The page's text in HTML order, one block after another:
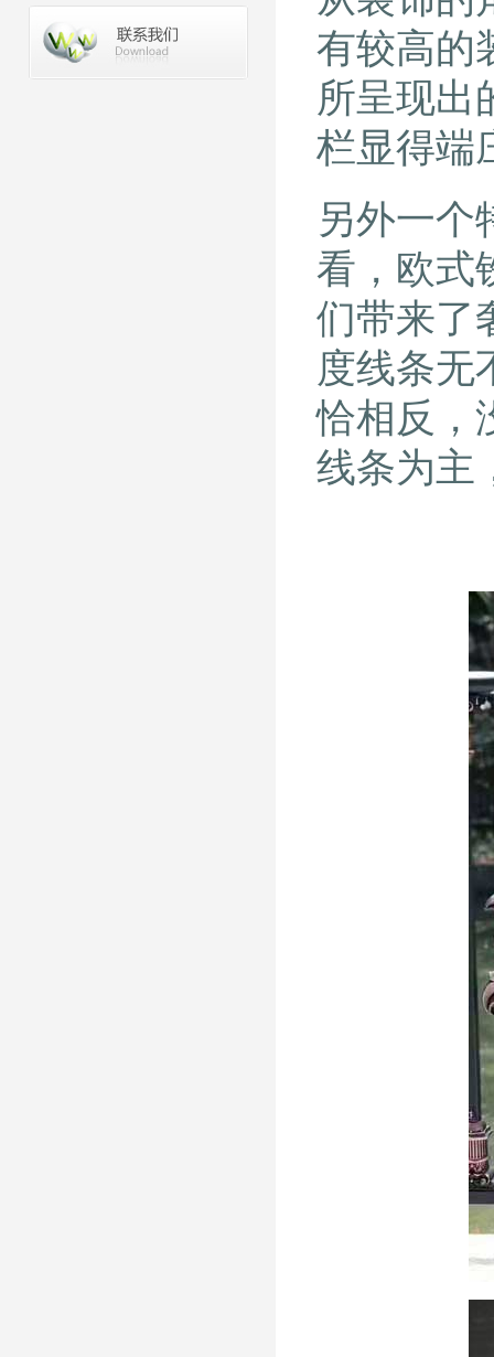
有较高的
所呈现出
栏显得端
另外一个
看，欧式
们带来了
度线条无
恰相反，
线条为主